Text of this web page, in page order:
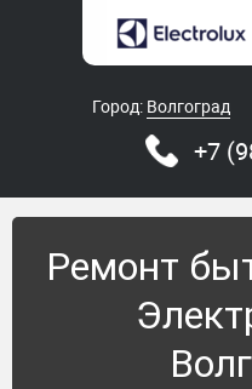
Город: Волгоград
+7
Ремонт